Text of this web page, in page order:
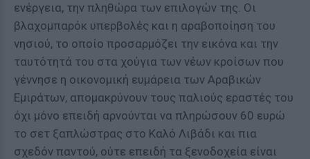
ενέργεια, την πληθώρα των επιλογών της. Οι
βλαχομπαρόκ υπερβολές και η αραβοποίηση του
νησιού, το οποίο προσαρμόζει την εικόνα και την
ταυτότητά του στα χούγια των νέων κροίσων που
γέννησε η οικονομική ευμάρεια των Αραβικών
Εμιράτων, απομακρύνουν τους παλιούς εραστές του
όχι μόνο επειδή αρνούνται να πληρώσουν 60 ευρώ
το σετ ξαπλώστρας στο Καλό Λιβάδι και πια
σχεδόν παντού, ούτε επειδή τα ξενοδοχεία είναι